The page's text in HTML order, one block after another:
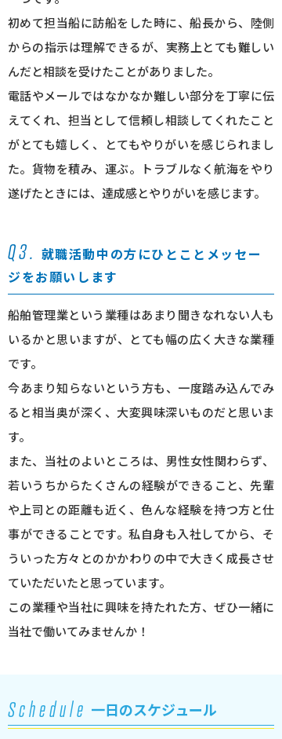
初めて担当船に訪船をした時に、船長から、陸側
からの指示は理解できるが、実務上とても難しい
んだと相談を受けたことがありました。
電話やメールではなかなか難しい部分を丁寧に伝
えてくれ、担当として信頼し相談してくれたこと
がとても嬉しく、とてもやりがいを感じられまし
た。貨物を積み、運ぶ。トラブルなく航海をやり
遂げたときには、達成感とやりがいを感じます。
Q3. 就職活動中の⽅にひとことメッセー
ジをお願いします
船舶管理業という業種はあまり聞きなれない人も
いるかと思いますが、とても幅の広く大きな業種
です。
今あまり知らないという方も、一度踏み込んでみ
ると相当奥が深く、大変興味深いものだと思いま
す。
また、当社のよいところは、男性女性関わらず、
若いうちからたくさんの経験ができること、先輩
や上司との距離も近く、色んな経験を持つ方と仕
事ができることです。私自身も入社してから、そ
ういった方々とのかかわりの中で大きく成長させ
ていただいたと思っています。
この業種や当社に興味を持たれた方、ぜひ一緒に
当社で働いてみませんか！
Schedule 一日のスケジュール